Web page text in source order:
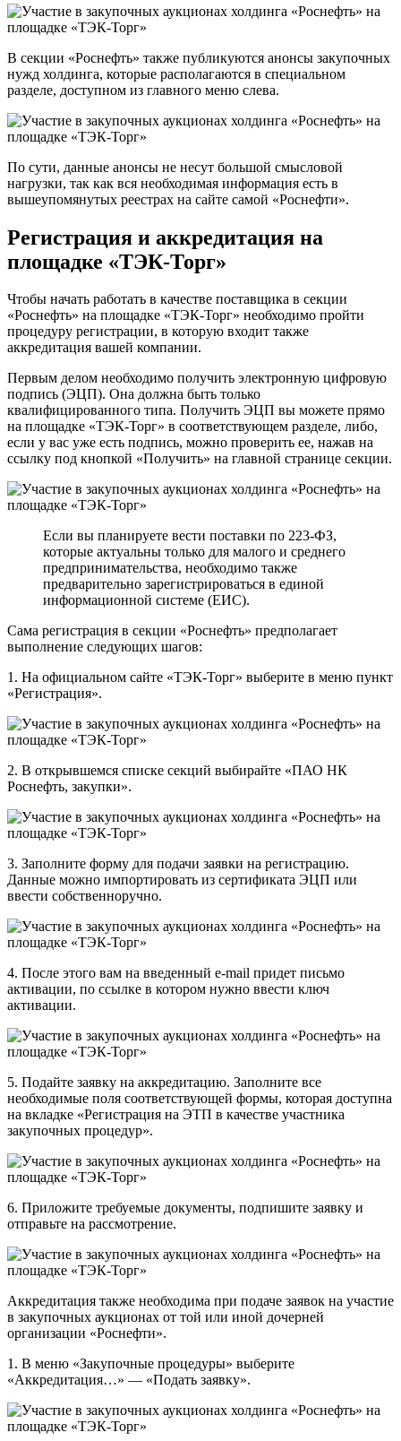
В секции «Роснефть» также публикуются анонсы закупочных
нужд холдинга, которые располагаются в специальном
разделе, доступном из главного меню слева.
По сути, данные анонсы не несут большой смысловой
нагрузки, так как вся необходимая информация есть в
вышеупомянутых реестрах на сайте самой «Роснефти».
Регистрация и аккредитация на
площадке «ТЭК-Торг»
Чтобы начать работать в качестве поставщика в секции
«Роснефть» на площадке «ТЭК-Торг» необходимо пройти
процедуру регистрации, в которую входит также
аккредитация вашей компании.
Первым делом необходимо получить электронную цифровую
подпись (ЭЦП). Она должна быть только
квалифицированного типа. Получить ЭЦП вы можете прямо
на площадке «ТЭК-Торг» в соответствующем разделе, либо,
если у вас уже есть подпись, можно проверить ее, нажав на
ссылку под кнопкой «Получить» на главной странице секции.
Если вы планируете вести поставки по 223-ФЗ,
которые актуальны только для малого и среднего
предпринимательства, необходимо также
предварительно зарегистрироваться в единой
информационной системе (ЕИС).
Сама регистрация в секции «Роснефть» предполагает
выполнение следующих шагов:
1. На официальном сайте «ТЭК-Торг» выберите в меню пункт
«Регистрация».
2. В открывшемся списке секций выбирайте «ПАО НК
Роснефть, закупки».
3. Заполните форму для подачи заявки на регистрацию.
Данные можно импортировать из сертификата ЭЦП или
ввести собственноручно.
4. После этого вам на введенный e-mail придет письмо
активации, по ссылке в котором нужно ввести ключ
активации.
5. Подайте заявку на аккредитацию. Заполните все
необходимые поля соответствующей формы, которая доступна
на вкладке «Регистрация на ЭТП в качестве участника
закупочных процедур».
6. Приложите требуемые документы, подпишите заявку и
отправьте на рассмотрение.
Аккредитация также необходима при подаче заявок на участие
в закупочных аукционах от той или иной дочерней
организации «Роснефти».
1. В меню «Закупочные процедуры» выберите
«Аккредитация…» — «Подать заявку».